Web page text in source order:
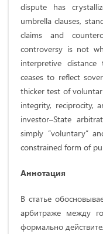
dispute has
umbrella clauses,
claims and
controversy is not
interpretive
ceases to reflect
thicker test of
integrity, reciprocity,
investor–State
simply “voluntary”
constrained form of
Аннотация
В статье
арбитраже между
формально